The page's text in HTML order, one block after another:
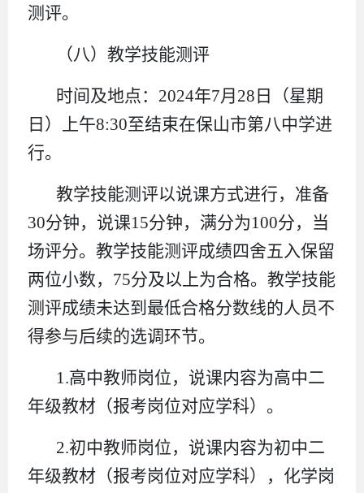
测评。
（八）教学技能测评
时间及地点：2024年7月28日（星期
日）上午8:30至结束在保山市第八中学进
行。
教学技能测评以说课方式进行，准备
30分钟，说课15分钟，满分为100分，当
场评分。教学技能测评成绩四舍五入保留
两位小数，75分及以上为合格。教学技能
测评成绩未达到最低合格分数线的人员不
得参与后续的选调环节。
1.高中教师岗位，说课内容为高中二
年级教材（报考岗位对应学科）。
2.初中教师岗位，说课内容为初中二
年级教材（报考岗位对应学科），化学岗